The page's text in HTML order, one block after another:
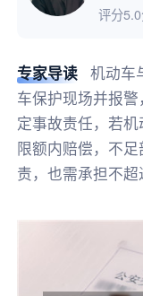
评分
专家导读
机动车
车保护现场并报
定事故责任，若
限额内赔偿，不
责，也需承担不超